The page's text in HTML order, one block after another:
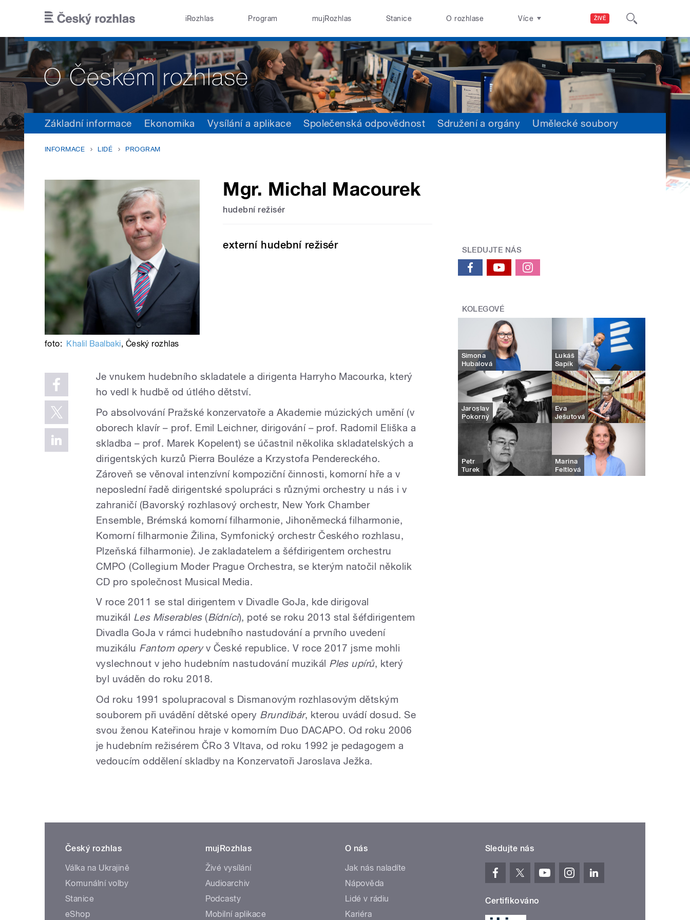
ŽIVĚ
iRozhlas Program mujRozhlas Stanice O rozhlase Více
Základní informace Ekonomika Vysílání a aplikace Společenská odpovědnost Sdružení a orgány Umělecké soubory
INFORMACE LIDÉ PROGRAM
Mgr. Michal Macourek
hudební režisér
externí hudební režisér
foto: Khalil Baalbaki, Český rozhlas
Je vnukem hudebního skladatele a dirigenta Harryho Macourka, který
ho vedl k hudbě od útlého dětství.
Po absolvování Pražské konzervatoře a Akademie múzických umění (v
oborech klavír – prof. Emil Leichner, dirigování – prof. Radomil Eliška a
skladba – prof. Marek Kopelent) se účastnil několika skladatelských a
dirigentských kurzů Pierra Bouléze a Krzystofa Pendereckého.
Zároveň se věnoval intenzívní kompoziční činnosti, komorní hře a v
neposlední řadě dirigentské spolupráci s různými orchestry u nás i v
zahraničí (Bavorský rozhlasový orchestr, New York Chamber
Ensemble, Brémská komorní filharmonie, Jihoněmecká filharmonie,
Komorní filharmonie Žilina, Symfonický orchestr Českého rozhlasu,
Plzeňská filharmonie). Je zakladatelem a šéfdirigentem orchestru
CMPO (Collegium Moder Prague Orchestra, se kterým natočil několik
CD pro společnost Musical Media.
V roce 2011 se stal dirigentem v Divadle GoJa, kde dirigoval
muzikál Les Miserables (Bídníci), poté se roku 2013 stal šéfdirigentem
Divadla GoJa v rámci hudebního nastudování a prvního uvedení
muzikálu Fantom operyv České republice. V roce 2017 jsme mohli
vyslechnout v jeho hudebním nastudování muzikál Ples upírů, který
byl uváděn do roku 2018.
Od roku 1991 spolupracoval s Dismanovým rozhlasovým dětským
souborem při uvádění dětské opery Brundibár, kterou uvádí dosud. Se
svou ženou Kateřinou hraje v komorním Duo DACAPO. Od roku 2006
je hudebním režisérem ČRo 3 Vltava, od roku 1992 je pedagogem a
vedoucím oddělení skladby na Konzervatoři Jaroslava Ježka.
SLEDUJTE NÁS
KOLEGOVÉ
Simona
Hubalová
Lukáš
Sapík
Jaroslav
Pokorný
Eva
Ješutová
Petr
Turek
Marina
Feltlová
Český rozhlas
Válka na Ukrajině
Komunální volby
Stanice
eShop
mujRozhlas
Živé vysílání
Audioarchiv
Podcasty
Mobilní aplikace
O nás
Jak nás naladíte
Nápověda
Lidé v rádiu
Kariéra
Sledujte nás
Certifikováno